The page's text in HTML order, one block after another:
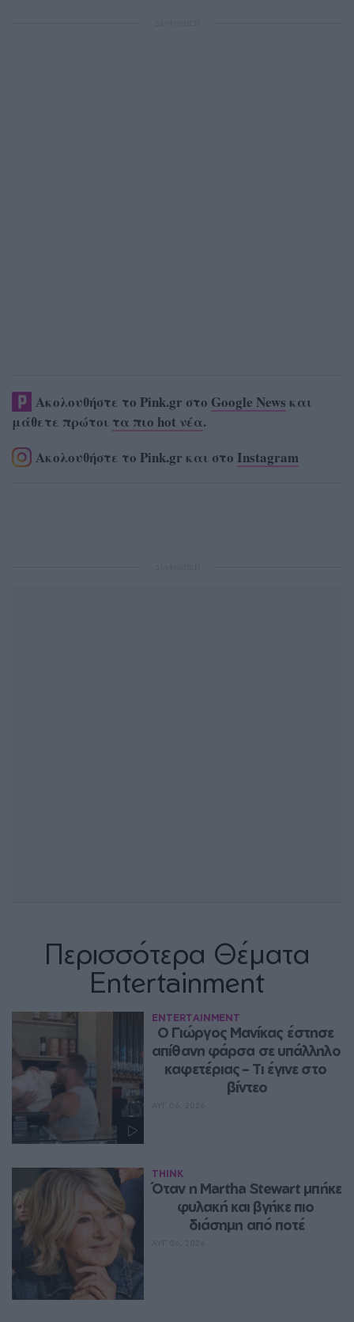
Ακολουθήστε το Pink.gr στο Google News και
μάθετε πρώτοι τα πιο hot νέα.
Ακολουθήστε το Pink.gr και στο Instagram
Περισσότερα Θέματα
Entertainment
ENTERTAINMENT
Ο Γιώργος Μανίκας έστησε
απίθανη φάρσα σε υπάλληλο
καφετέριας – Τι έγινε στο
βίντεο
THINK
Όταν η Martha Stewart μπήκε
φυλακή και βγήκε πιο
διάσημη από ποτέ